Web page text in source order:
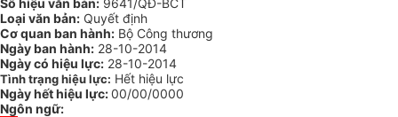
Số hiệu văn bản: 9641/QĐ-BCT
Loại văn bản: Quyết định
Cơ quan ban hành: Bộ Công thương
Ngày ban hành: 28-10-2014
Ngày có hiệu lực: 28-10-2014
Tình trạng hiệu lực: Hết hiệu lực
Ngày hết hiệu lực:00/00/0000
Ngôn ngữ: